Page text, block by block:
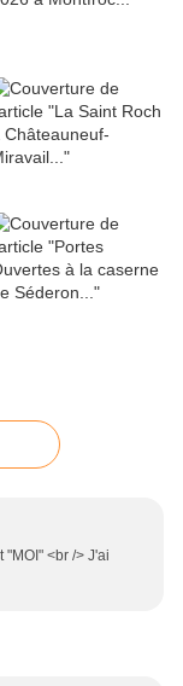
<br /> J'ai